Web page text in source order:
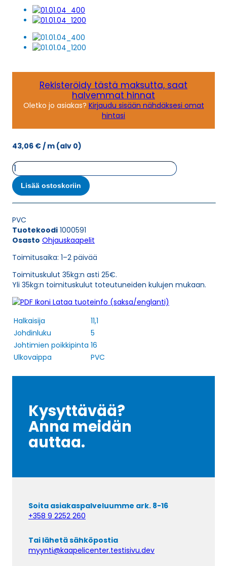
Rekisteröidy tästä maksutta, saat
halvemmat hinnat
Oletko jo asiakas? Kirjaudu sisään nähdäksesi omat
hintasi
43,06 €/ m (alv 0)
Ohjauskaapeli
ÖPVC-
JZ
5G16
määrä
Lisää ostoskoriin
PVC
Tuotekoodi 1000591
Osasto Ohjauskaapelit
Toimitusaika: 1–2 päivää
Toimituskulut 35kg:n asti 25€.
Yli 35kg:n toimituskulut toteutuneiden kulujen mukaan.
Lataa tuoteinfo (saksa/englanti)
Halkaisija
11,1
Johdinluku
5
Johtimien poikkipinta 16
Ulkovaippa
PVC
Kysyttävää?
Anna meidän
auttaa.
Soita asiakaspalveluumme ark. 8-16
+358 9 2252 260
Tai lähetä sähköpostia
myynti@kaapelicenter.testisivu.dev